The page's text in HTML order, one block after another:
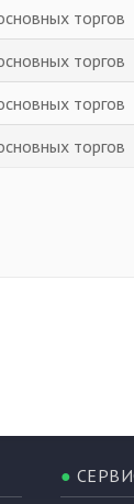
торгов
торгов
торгов
торгов
●